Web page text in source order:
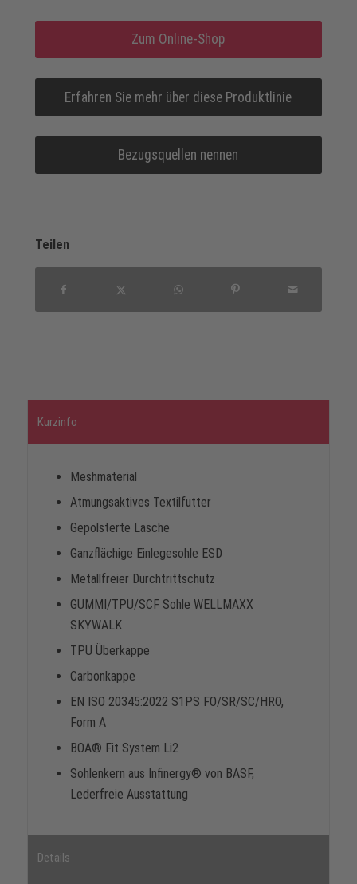
Zum Online-Shop
Erfahren Sie mehr über diese Produktlinie
Bezugsquellen nennen
Teilen
Kurzinfo
Meshmaterial
Atmungsaktives Textilfutter
Gepolsterte Lasche
Ganzflächige Einlegesohle ESD
Metallfreier Durchtrittschutz
GUMMI/TPU/SCF Sohle WELLMAXX
SKYWALK
TPU Überkappe
Carbonkappe
EN ISO 20345:2022 S1PS FO/SR/SC/HRO,
Form A
BOA® Fit System Li2
Sohlenkern aus Infinergy® von BASF,
Lederfreie Ausstattung
Details